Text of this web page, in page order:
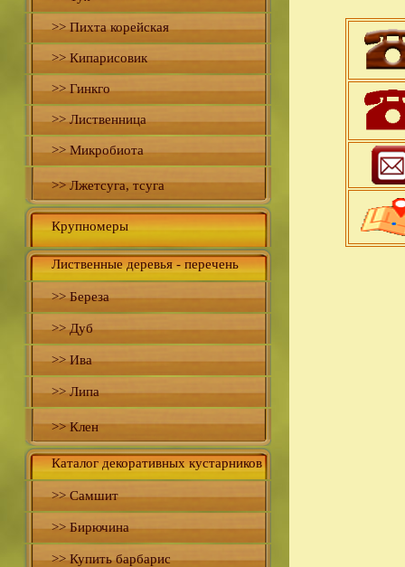
>> Пихта корейская
>> Кипарисовик
>> Гинкго
>> Лиственница
>> Микробиота
>> Лжетсуга, тсуга
Крупномеры
Лиственные деревья - перечень
>> Береза
>> Дуб
>> Ива
>> Липа
>> Клен
Каталог декоративных кустарников
>> Самшит
>> Бирючина
>> Купить барбарис